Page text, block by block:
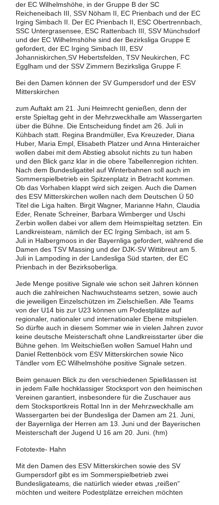
der EC Wilhelmshöhe, in der Gruppe B der SC
Reicheneibach III, SSV Nöham II, EC Prienbach und der EC
Irging Simbach II. Der EC Prienbach II, ESC Obertrennbach,
SSC Untergrasensee, ESC Rattenbach III, SSV Münchsdorf
und der EC Wilhelmshöhe sind der Bezirksliga Gruppe E
gefordert, der EC Irging Simbach III, ESV
Johanniskirchen,SV Hebertsfelden, TSV Neukirchen, FC
Egglham und der SSV Zimmern Bezirksliga Gruppe F.
Bei den Damen können der SV Gumpersdorf und der ESV
Mitterskirchen
zum Auftakt am 21. Juni Heimrecht genießen, denn der
erste Spieltag geht in der Mehrzweckhalle am Wassergarten
über die Bühne. Die Entscheidung findet am 26. Juli in
Kühbach statt. Regina Brandmüller, Eva Kreuzeder, Diana
Huber, Maria Empl, Elisabeth Platzer und Anna Hinteraicher
wollen dabei mit dem Abstieg absolut nichts zu tun haben
und den Blick ganz klar in die obere Tabellenregion richten.
Nach dem Bundesligatitel auf Winterbahnen soll auch im
Sommerspielbetrieb ein Spitzenplatz in Betracht kommen.
Ob das Vorhaben klappt wird sich zeigen. Auch die Damen
des ESV Mitterskirchen wollen nach dem Deutschen Ü 50
Titel die Liga halten. Birgit Wagner, Marianne Hahn, Claudia
Eder, Renate Schreiner, Barbara Wimberger und Uschi
Zerbin wollen dabei vor allem dem Heimspieltag setzten. Ein
Landkreisteam, nämlich der EC Irging Simbach, ist am 5.
Juli in Halbergmoos in der Bayernliga gefordert, während die
Damen des TSV Massing und der DJK-SV Wittibreut am 5.
Juli in Lampoding in der Landesliga Süd starten, der EC
Prienbach in der Bezirksoberliga.
Jede Menge positive Signale wie schon seit Jahren können
auch die zahlreichen Nachwuchsteams setzen, sowie auch
die jeweiligen Einzelschützen im Zielschießen. Alle Teams
von der U14 bis zur U23 können um Podestplätze auf
regionaler, nationaler und internationaler Ebene mitspielen.
So dürfte auch in diesem Sommer wie in vielen Jahren zuvor
keine deutsche Meisterschaft ohne Landkreisstarter über die
Bühne gehen. Im Weitschießen wollen Samuel Hahn und
Daniel Rettenböck vom ESV Mitterskirchen sowie Nico
Tändler vom EC Wilhelmshöhe positive Signale setzen.
Beim genauen Blick zu den verschiedenen Spielklassen ist
in jedem Falle hochklassiger Stocksport von den heimischen
Vereinen garantiert, insbesondere für die Zuschauer aus
dem Stocksportkreis Rottal Inn in der Mehrzweckhalle am
Wassergarten bei der Bundesliga der Damen am 21. Juni,
der Bayernliga der Herren am 13. Juni und der Bayerischen
Meisterschaft der Jugend U 16 am 20. Juni. (hm)
Fototexte- Hahn
Mit den Damen des ESV Mitterskirchen sowie des SV
Gumpersdorf gibt es im Sommerspielbetrieb zwei
Bundesligateams, die natürlich wieder etwas „reißen“
möchten und weitere Podestplätze erreichen möchten